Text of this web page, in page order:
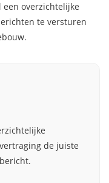
overzichtelijke
te versturen
de juiste